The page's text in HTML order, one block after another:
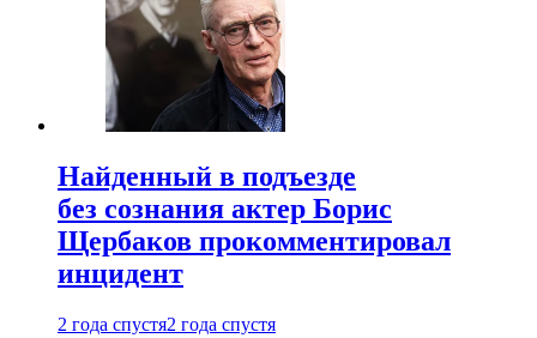
Найденный в подъезде
без сознания актер Борис
Щербаков прокомментировал
инцидент
2 года спустя2 года спустя